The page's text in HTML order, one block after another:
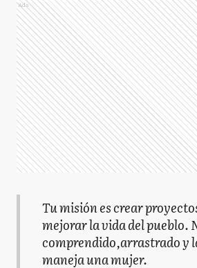
Ads
Tu misión es crear
mejorar la vida del pueblo.
comprendido,arrastrado y
maneja una mujer.